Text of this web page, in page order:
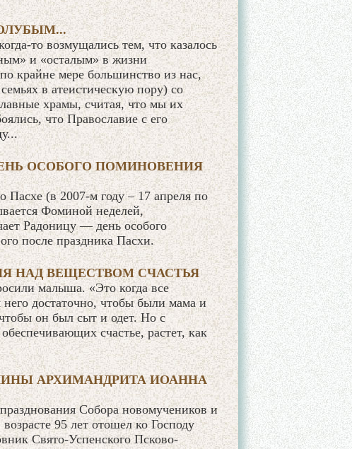
то возмущались тем, что казалось
и «осталым» в жизни
крайне мере большинство из нас,
в атеистическую пору) со
храмы, считая, что мы их
что Православие с его
ОСОБОГО ПОМИНОВЕНИЯ
Пасхе (в 2007-м году – 17 апреля по
Фоминой неделей,
Радоницу — день особого
после праздника Пасхи.
НАД ВЕЩЕСТВОМ СЧАСТЬЯ
малыша. «Это когда все
достаточно, чтобы были мама и
он был сыт и одет. Но с
счастье, растет, как
АРХИМАНДРИТА ИОАННА
Собора новомучеников и
95 лет отошел ко Господу
Свято-Успенского Псково-